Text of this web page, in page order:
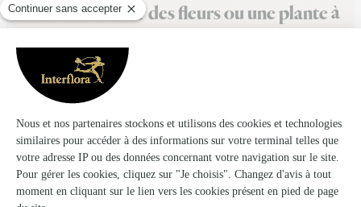
Ils ont fait livrer des fleurs ou une plante à
Neuilly-en-Dun
★ ★ ★ ★ ★
Site très simple d'utilisation
Site très simple d'utilisation
08/03/2026